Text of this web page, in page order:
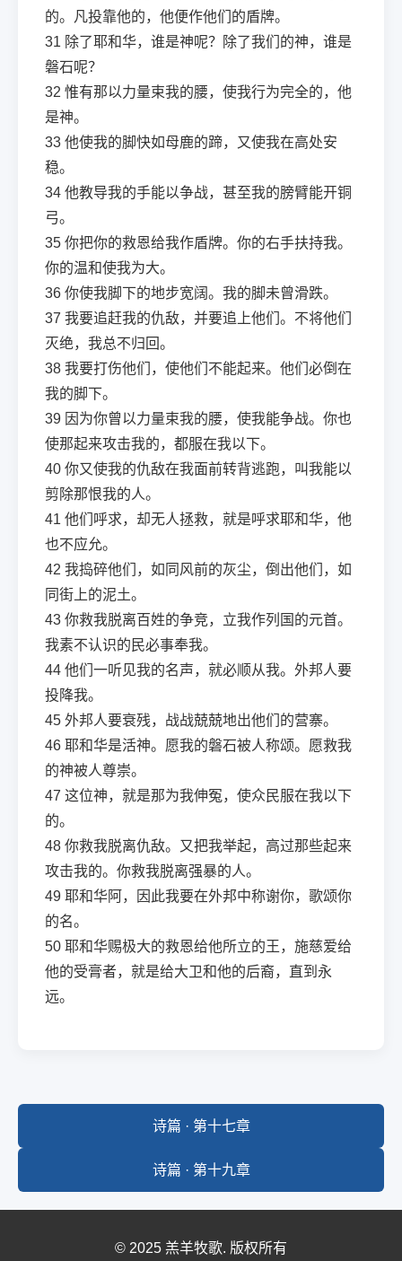
的。凡投靠他的，他便作他们的盾牌。
31 除了耶和华，谁是神呢？除了我们的神，谁是
磐石呢？
32 惟有那以力量束我的腰，使我行为完全的，他
是神。
33 他使我的脚快如母鹿的蹄，又使我在高处安
稳。
34 他教导我的手能以争战，甚至我的膀臂能开铜
弓。
35 你把你的救恩给我作盾牌。你的右手扶持我。
你的温和使我为大。
36 你使我脚下的地步宽阔。我的脚未曾滑跌。
37 我要追赶我的仇敌，并要追上他们。不将他们
灭绝，我总不归回。
38 我要打伤他们，使他们不能起来。他们必倒在
我的脚下。
39 因为你曾以力量束我的腰，使我能争战。你也
使那起来攻击我的，都服在我以下。
40 你又使我的仇敌在我面前转背逃跑，叫我能以
剪除那恨我的人。
41 他们呼求，却无人拯救，就是呼求耶和华，他
也不应允。
42 我捣碎他们，如同风前的灰尘，倒出他们，如
同街上的泥土。
43 你救我脱离百姓的争竞，立我作列国的元首。
我素不认识的民必事奉我。
44 他们一听见我的名声，就必顺从我。外邦人要
投降我。
45 外邦人要衰残，战战兢兢地出他们的营寨。
46 耶和华是活神。愿我的磐石被人称颂。愿救我
的神被人尊崇。
47 这位神，就是那为我伸冤，使众民服在我以下
的。
48 你救我脱离仇敌。又把我举起，高过那些起来
攻击我的。你救我脱离强暴的人。
49 耶和华阿，因此我要在外邦中称谢你，歌颂你
的名。
50 耶和华赐极大的救恩给他所立的王，施慈爱给
他的受膏者，就是给大卫和他的后裔，直到永
远。
诗篇 · 第十七章
诗篇 · 第十九章
© 2025 羔羊牧歌. 版权所有